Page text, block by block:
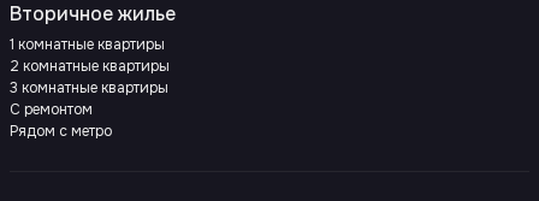
Вторичное жилье
1 комнатные квартиры
2 комнатные квартиры
3 комнатные квартиры
С ремонтом
Рядом с метро